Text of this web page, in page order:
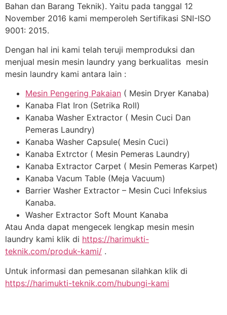
Bahan dan Barang Teknik). Yaitu pada tanggal 12
November 2016 kami memperoleh Sertifikasi SNI-ISO
9001: 2015.
Dengan hal ini kami telah teruji memproduksi dan
menjual mesin mesin laundry yang berkualitas mesin
mesin laundry kami antara lain :
Mesin Pengering Pakaian ( Mesin Dryer Kanaba)
Kanaba Flat Iron (Setrika Roll)
Kanaba Washer Extractor ( Mesin Cuci Dan
Pemeras Laundry)
Kanaba Washer Capsule( Mesin Cuci)
Kanaba Extrctor ( Mesin Pemeras Laundry)
Kanaba Extractor Carpet ( Mesin Pemeras Karpet)
Kanaba Vacum Table (Meja Vacuum)
Barrier Washer Extractor – Mesin Cuci Infeksius
Kanaba.
Washer Extractor Soft Mount Kanaba
Atau Anda dapat mengecek lengkap mesin mesin
laundry kami klik di https://harimukti-
teknik.com/produk-kami/ .
Untuk informasi dan pemesanan silahkan klik di
https://harimukti-teknik.com/hubungi-kami